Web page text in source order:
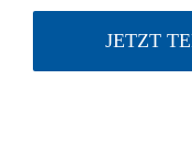
JETZT